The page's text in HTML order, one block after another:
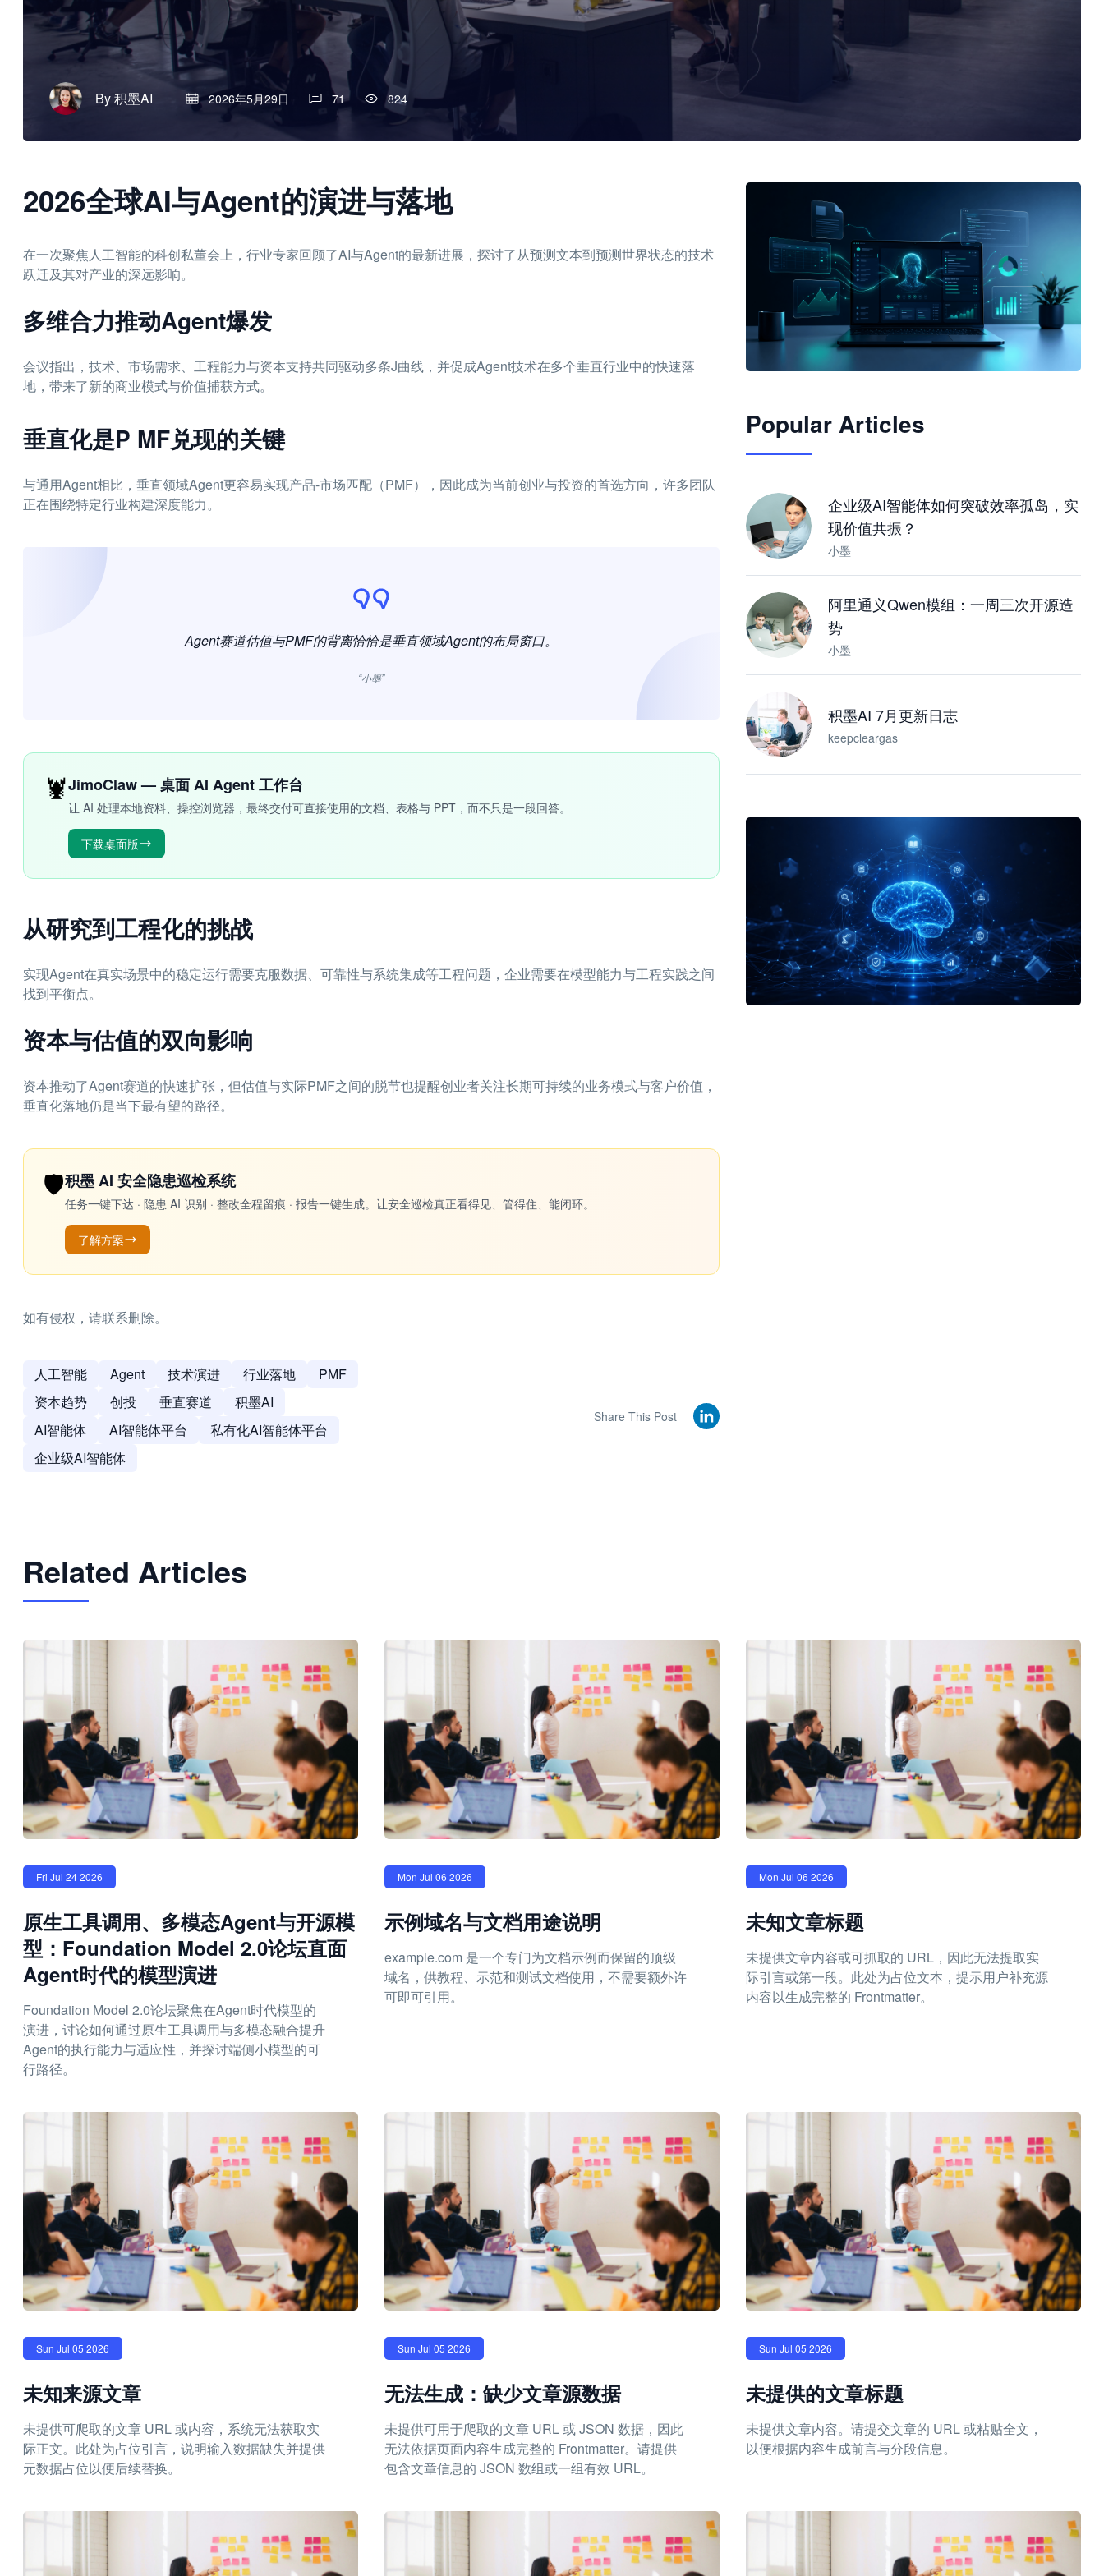
By积墨AI 2026年5月29日 71 824
2026全球AI与Agent的演进与落地
在一次聚焦人工智能的科创私董会上，行业专家回顾了AI与Agent的最新进展，探讨了从预测文本到预测世界状态的技术
跃迁及其对产业的深远影响。
多维合力推动Agent爆发
会议指出，技术、市场需求、工程能力与资本支持共同驱动多条J曲线，并促成Agent技术在多个垂直行业中的快速落
地，带来了新的商业模式与价值捕获方式。
垂直化是P MF兑现的关键
与通用Agent相比，垂直领域Agent更容易实现产品-市场匹配（PMF），因此成为当前创业与投资的首选方向，许多团队
正在围绕特定行业构建深度能力。
Agent赛道估值与PMF的背离恰恰是垂直领域Agent的布局窗口。
“小墨”
🦞JimoClaw — 桌面 AI Agent 工作台
让 AI 处理本地资料、操控浏览器，最终交付可直接使用的文档、表格与 PPT，而不只是一段回答。
下载桌面版
从研究到工程化的挑战
实现Agent在真实场景中的稳定运行需要克服数据、可靠性与系统集成等工程问题，企业需要在模型能力与工程实践之间
找到平衡点。
资本与估值的双向影响
资本推动了Agent赛道的快速扩张，但估值与实际PMF之间的脱节也提醒创业者关注长期可持续的业务模式与客户价值，
垂直化落地仍是当下最有望的路径。
🛡️积墨 AI 安全隐患巡检系统
任务一键下达 · 隐患 AI 识别 · 整改全程留痕 · 报告一键生成。让安全巡检真正看得见、管得住、能闭环。
了解方案
如有侵权，请联系删除。
人工智能 Agent 技术演进 行业落地
PMF
资本趋势
创投 垂直赛道
积墨AI
AI智能体
AI智能体平台
私有化AI智能体平台
企业级AI智能体
Share This Post
JimoClaw 桌面 AI Agent 工作台
Popular Articles
企业级AI智能体如何突破效率孤岛，实
现价值共振？
小墨
阿里通义Qwen模组：一周三次开源造
势
小墨
积墨AI 7月更新日志
keepcleargas
Related Articles
Fri Jul 24 2026
原生工具调用、多模态Agent与开源模
型：Foundation Model 2.0论坛直面
Agent时代的模型演进
Foundation Model 2.0论坛聚焦在Agent时代模型的
演进，讨论如何通过原生工具调用与多模态融合提升
Agent的执行能力与适应性，并探讨端侧小模型的可
行路径。
Mon Jul 06 2026
示例域名与文档用途说明
example.com 是一个专门为文档示例而保留的顶级
域名，供教程、示范和测试文档使用，不需要额外许
可即可引用。
Mon Jul 06 2026
未知文章标题
未提供文章内容或可抓取的 URL，因此无法提取实
际引言或第一段。此处为占位文本，提示用户补充源
内容以生成完整的 Frontmatter。
Sun Jul 05 2026
未知来源文章
未提供可爬取的文章 URL 或内容，系统无法获取实
际正文。此处为占位引言，说明输入数据缺失并提供
元数据占位以便后续替换。
Sun Jul 05 2026
无法生成：缺少文章源数据
未提供可用于爬取的文章 URL 或 JSON 数据，因此
无法依据页面内容生成完整的 Frontmatter。请提供
包含文章信息的 JSON 数组或一组有效 URL。
Sun Jul 05 2026
未提供的文章标题
未提供文章内容。请提交文章的 URL 或粘贴全文，
以便根据内容生成前言与分段信息。